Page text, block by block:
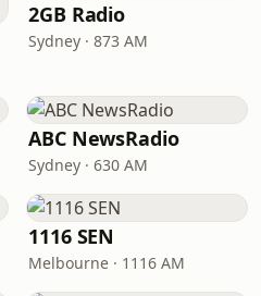
2GB Radio
Sydney · 873 AM
ABC NewsRadio
Sydney · 630 AM
1116 SEN
Melbourne · 1116 AM